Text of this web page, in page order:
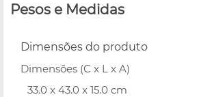
Pesos e Medidas
Dimensões do produto
Dimensões (C x L x A)
33.0 x 43.0 x 15.0 cm